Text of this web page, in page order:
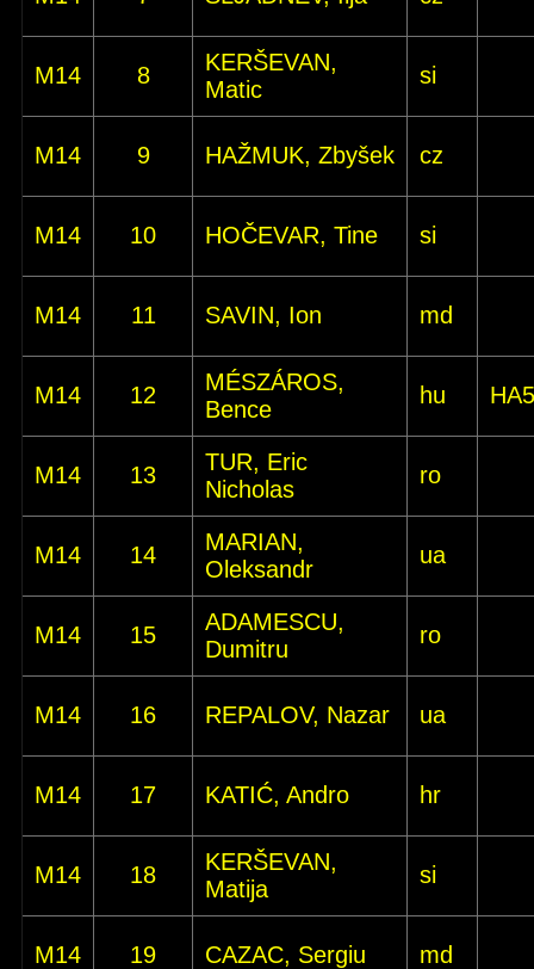
M14 8
KERŠEVAN,
Matic
si
M14 9 HAŽMUK, Zbyšek cz
M14 10 HOČEVAR, Tine si
M14 11 SAVIN, Ion md
M14 12
MÉSZÁROS,
Bence
hu
M14 13
TUR, Eric
Nicholas
ro
M14 14
MARIAN,
Oleksandr
ua
M14 15
ADAMESCU,
Dumitru
ro
M14 16 REPALOV, Nazar ua
M14 17 KATIĆ, Andro hr
M14 18
KERŠEVAN,
Matija
si
M14 19 CAZAC, Sergiu md